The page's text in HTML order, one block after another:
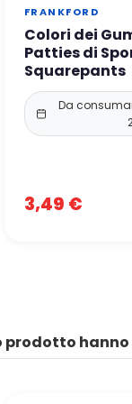
FRANKFORD
Colori dei
Patties di
Squarepants
Da
3,49 €